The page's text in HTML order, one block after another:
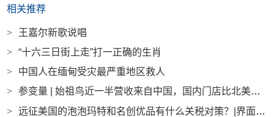
相关推荐
>
王嘉尔新歌说唱
>
“十六三日街上走”打一正确的生肖
>
中国人在缅甸受灾最严重地区救人
>
参变量 | 始祖鸟近一半营收来自中国，国内门店比北美更赚钱|界面新闻
>
远征美国的泡泡玛特和名创优品有什么关税对策？|界面新闻